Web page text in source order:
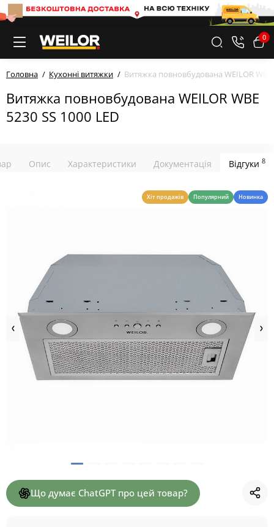
0
Головна Кухонні витяжки Витяжка повновбудована WEILOR WBE
Витяжка повновбудована WEILOR WBE
5230 SS 1000 LED
Опис Характеристики Документація Відгуки 8
Хіт продажів Популярний Новинка
Що думає ChatGPT про цей товар?